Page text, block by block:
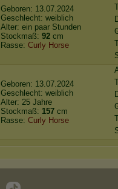
Geboren: 13.07.2024
Geschlecht: weiblich
Alter: ein paar Stunden
Stockmaß: 92 cm
Rasse: Curly Horse
Geboren: 13.07.2024
Geschlecht: weiblich
Alter: 25 Jahre
Stockmaß: 157 cm
Rasse: Curly Horse